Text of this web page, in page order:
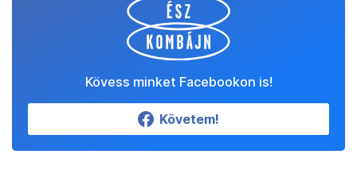
Kövess minket Facebookon is!
Követem!